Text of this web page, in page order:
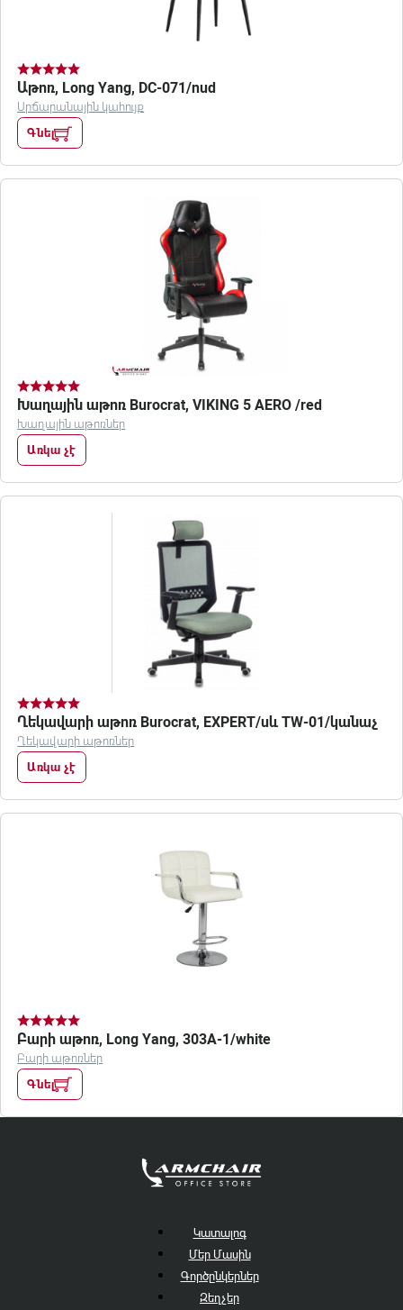
Աթոռ, Long Yang, DC-071/nud
Սրճարանային կահույք
Գնել
Խաղային աթոռ Burocrat, VIKING 5 AERO /red
Խաղային աթոռներ
Առկա չէ
Ղեկավարի աթոռ Burocrat, EXPERT/սև TW-01/կանաչ
Ղեկավարի աթոռներ
Առկա չէ
Բարի աթոռ, Long Yang, 303A-1/white
Բարի աթոռներ
Գնել
Կատալոգ
Մեր Մասին
Գործընկերներ
Զեղչեր